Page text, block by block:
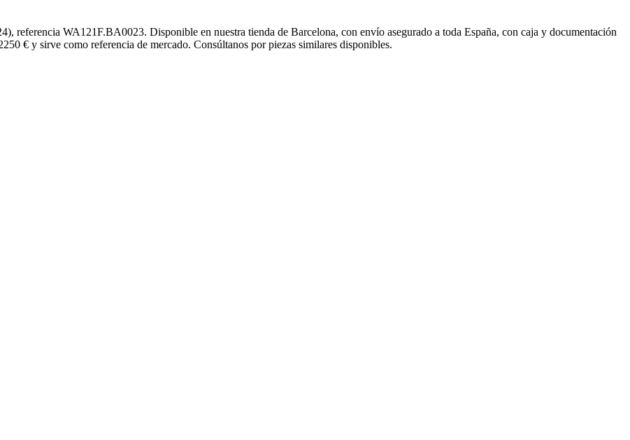
referencia WA121F.BA0023. Disponible en nuestra tienda de Barcelona, con envío asegurado a toda España, con caja y documentación
€ y sirve como referencia de mercado. Consúltanos por piezas similares disponibles.